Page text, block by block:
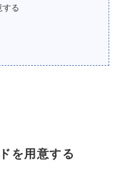
する
を用意する